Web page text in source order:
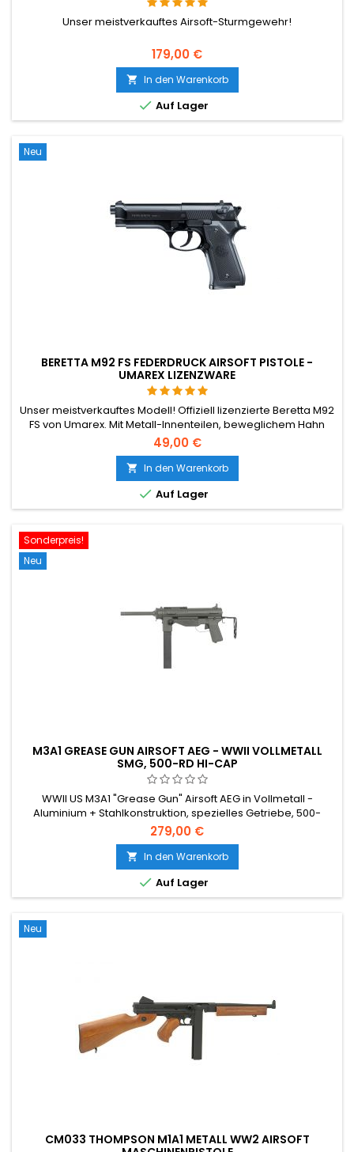
Unser meistverkauftes Airsoft-Sturmgewehr!
179,00 €
 In den Warenkorb
 Auf Lager
Neu
BERETTA M92 FS FEDERDRUCK AIRSOFT PISTOLE -
UMAREX LIZENZWARE
Unser meistverkauftes Modell! Offiziell lizenzierte Beretta M92
FS von Umarex. Mit Metall-Innenteilen, beweglichem Hahn
und authentischen Logos.
49,00 €
 In den Warenkorb
 Auf Lager
Sonderpreis!
Neu
M3A1 GREASE GUN AIRSOFT AEG - WWII VOLLMETALL
SMG, 500-RD HI-CAP
WWII US M3A1 "Grease Gun" Airsoft AEG in Vollmetall -
Aluminium + Stahlkonstruktion, spezielles Getriebe, 500-
Schuss-Hi-Cap-Magazin, einstellbarer Hop-Up, ~1,34 J. Die
kompakte 508 mm Maschinenpistole, die die amerikanische
GI-Ausrüstung der späten Kriegszeit definierte.
279,00 €
 In den Warenkorb
 Auf Lager
Neu
CM033 THOMPSON M1A1 METALL WW2 AIRSOFT